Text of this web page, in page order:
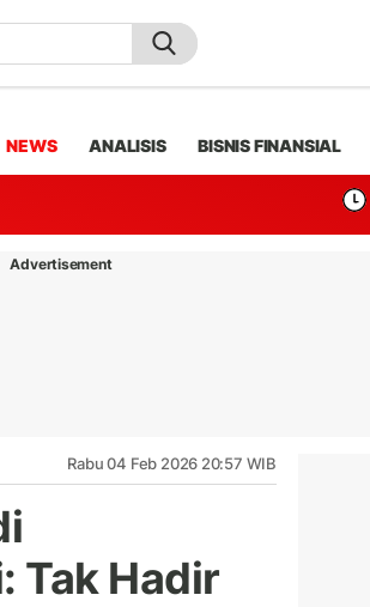
NEWS ANALISIS BISNIS FINANSIAL
Advertisement
Rabu 04 Feb 2026 20:57 WIB
Tak Hadir